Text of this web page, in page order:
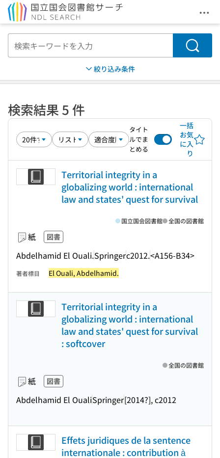
メ
検索
絞り込み条件
検索結果 5 件
タイト
ルでま
とめる
一括
お気
に入
り
Territorial integrity in a
globalizing world : international
law and states' quest for survival
紙 図書
Abdelhamid El Ouali.Springerc2012.<A156-B34>
国立国会図書館 全国の図書館
著者標目 El Ouali, Abdelhamid.
Territorial integrity in a
globalizing world : international
law and states' quest for survival
: softcover
紙 図書
Abdelhamid El OualiSpringer[2014?], c2012
全国の図書館
Effets juridiques de la sentence
internationale : contribution à